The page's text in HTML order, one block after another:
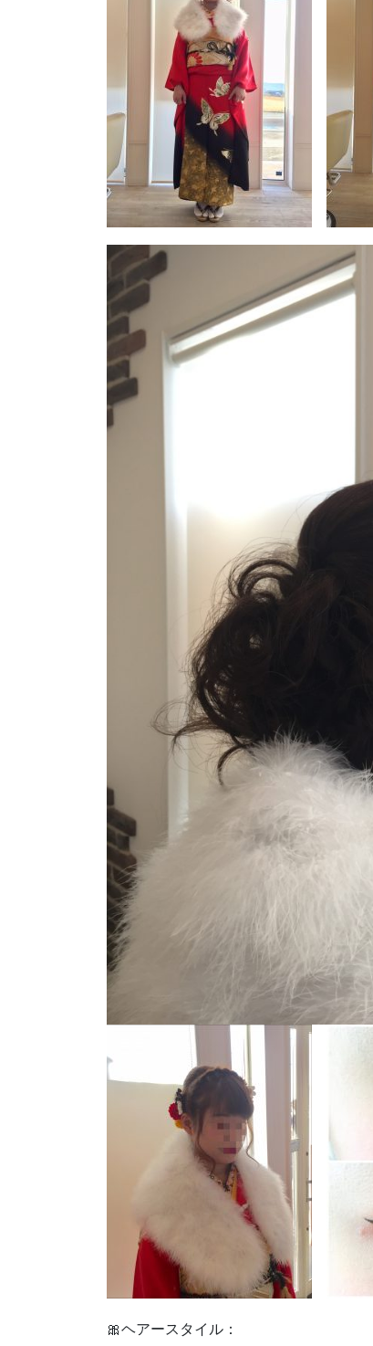
🎀ヘアースタイル：